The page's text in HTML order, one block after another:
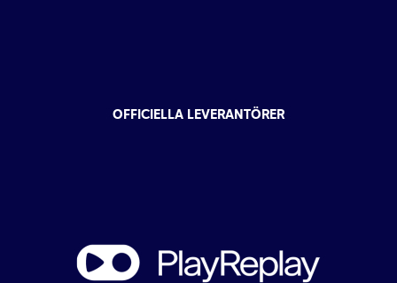
OFFICIELLA LEVERANTÖRER